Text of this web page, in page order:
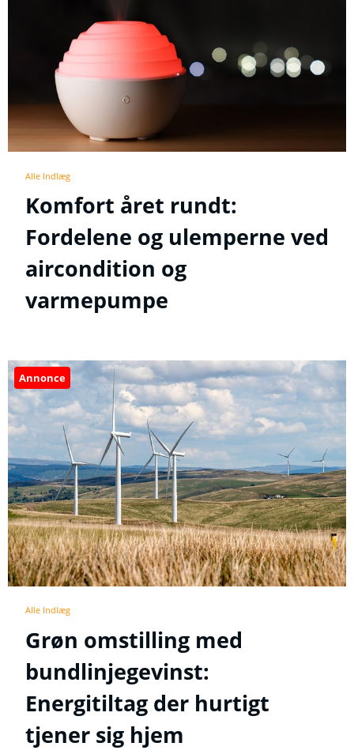
Alle Indlæg
Komfort året rundt:
Fordelene og ulemperne ved
aircondition og
varmepumpe
Annonce
Alle Indlæg
Grøn omstilling med
bundlinjegevinst:
Energitiltag der hurtigt
tjener sig hjem